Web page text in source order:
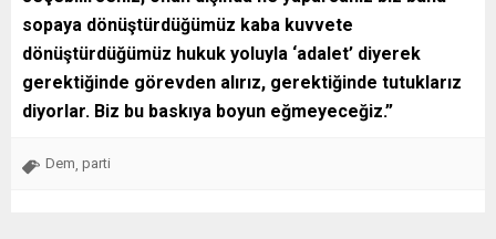
sopaya dönüştürdüğümüz kaba kuvvete
dönüştürdüğümüz hukuk yoluyla ‘adalet’ diyerek
gerektiğinde görevden alırız, gerektiğinde tutuklarız
diyorlar. Biz bu baskıya boyun eğmeyeceğiz.”
Dem parti